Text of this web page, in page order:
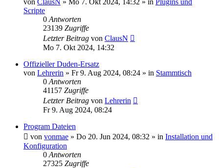
Scripte
0 Antworten
23139 Zugriffe
Letzter Beitrag von ClausN
Mo 7. Okt 2024, 14:32
Offizieller Duden-Ersatz
von Lehrerin » Fr 9. Aug 2024, 08:24 » in Stammtisch
0 Antworten
41157 Zugriffe
Letzter Beitrag von Lehrerin
Fr 9. Aug 2024, 08:24
Program Dateien
von vonmae » Do 20. Jun 2024, 08:32 » in Installation und
Konfiguration
0 Antworten
27325 Zugriffe